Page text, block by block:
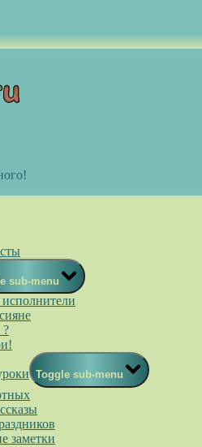
sub-menu
Toggle sub-menu
заметки